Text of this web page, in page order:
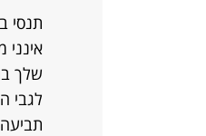
תנסי
שלך
לגבי